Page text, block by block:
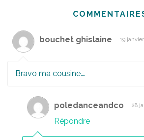
bouchet ghislaine 19
Bravo ma cousine….
poledanceandco 28
Répondre